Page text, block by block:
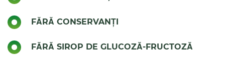
de 330 ml, este ușor de luat oriunde și potrivită
pentru momentele în care îți dorești ceva fresh.
FĂRĂ CONSERVANȚI
FĂRĂ SIROP DE GLUCOZĂ-FRUCTOZĂ